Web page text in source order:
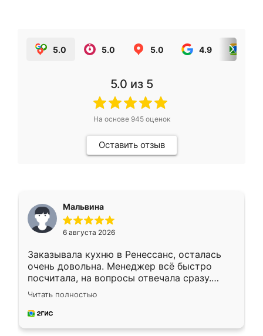
5.0 5.0 5.0 4.9
5.0 из 5
На основе 945оценок
Оставить отзыв
Мальвина
6 августа 2026
Заказывала кухню в Ренессанс, осталась
очень довольна. Менеджер всё быстро
посчитала, на вопросы отвечала сразу.
Замерщик приехал в субботу, подошёл к
делу со всей ответственностью. Собрали
за день, ребята работали аккуратно, даже
Читать полностью